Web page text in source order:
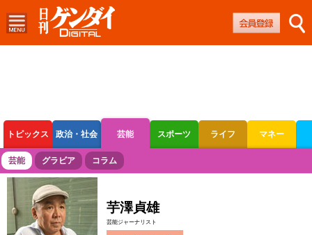
トピックス 政治・社会 芸能 スポーツ ライフ マネー
ボートレース 競輪 オートレース
芸能 グラビア コラム
芋澤貞雄
芸能ジャーナリスト